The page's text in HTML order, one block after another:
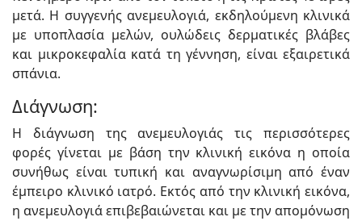
μετά. Η συγγενής ανεμευλογιά, εκδηλούμενη κλι­νικά
με υποπλασία μελών, ουλώδεις δερματικές βλάβες
και μικροκεφαλία κατά τη γέννηση, είναι εξαιρετικά
σπάνια.
Διάγνωση:
Η διάγνωση της ανεμευλογιάς τις περισσότερες
φορές γίνεται με βάση την κλινική εικόνα η οποία
συνήθως είναι τυπική και αναγνωρίσιμη από έναν
έμπειρο κλινικό ιατρό. Εκτός από την κλινική εικόνα,
η ανεμευλογιά επιβεβαιώνεται και με την απομόνωση